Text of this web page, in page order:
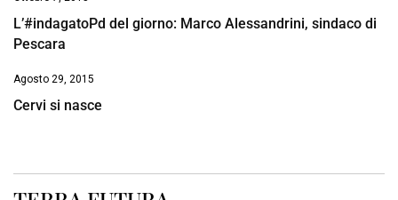
L’#indagatoPd del giorno: Marco Alessandrini, sindaco di
Pescara
Agosto 29, 2015
Cervi si nasce